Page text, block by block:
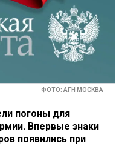
ФОТО: АГН МОСКВА
погоны для
Впервые знаки
появились при